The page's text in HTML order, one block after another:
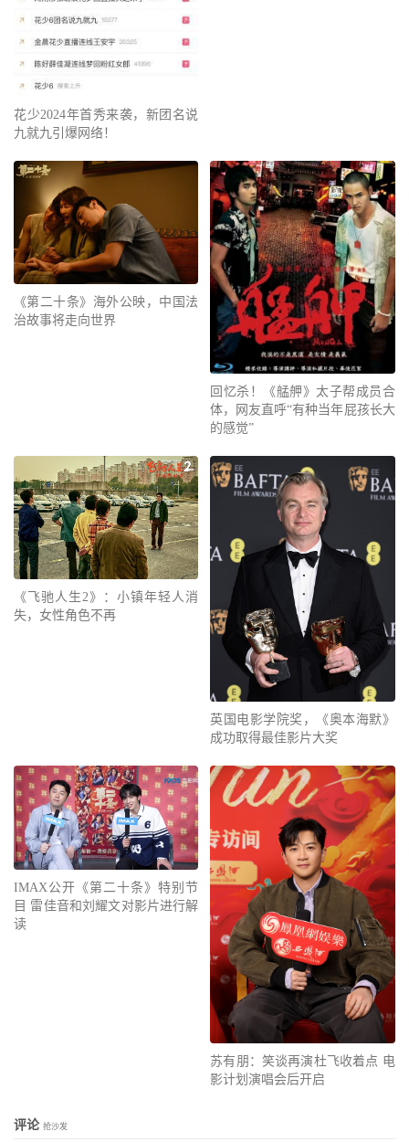
花少2024年首秀来袭，新团名说
九就九引爆网络！
《第二十条》海外公映，中国法
治故事将走向世界
回忆杀！《艋舺》太子帮成员合
体，网友直呼“有种当年屁孩长大
的感觉”
《飞驰人生2》：小镇年轻人消
失，女性角色不再
英国电影学院奖，《奥本海默》
成功取得最佳影片大奖
IMAX公开《第二十条》特别节
目 雷佳音和刘耀文对影片进行解
读
苏有朋：笑谈再演杜飞收着点 电
影计划演唱会后开启
评论 抢沙发